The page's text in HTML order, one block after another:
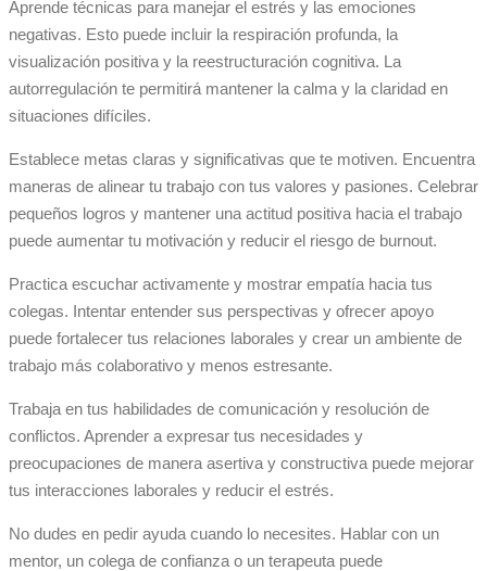
Aprende técnicas para manejar el estrés y las emociones
negativas. Esto puede incluir la respiración profunda, la
visualización positiva y la reestructuración cognitiva. La
autorregulación te permitirá mantener la calma y la claridad en
situaciones difíciles.
Establece metas claras y significativas que te motiven. Encuentra
maneras de alinear tu trabajo con tus valores y pasiones. Celebrar
pequeños logros y mantener una actitud positiva hacia el trabajo
puede aumentar tu motivación y reducir el riesgo de burnout.
Practica escuchar activamente y mostrar empatía hacia tus
colegas. Intentar entender sus perspectivas y ofrecer apoyo
puede fortalecer tus relaciones laborales y crear un ambiente de
trabajo más colaborativo y menos estresante.
Trabaja en tus habilidades de comunicación y resolución de
conflictos. Aprender a expresar tus necesidades y
preocupaciones de manera asertiva y constructiva puede mejorar
tus interacciones laborales y reducir el estrés.
No dudes en pedir ayuda cuando lo necesites. Hablar con un
mentor, un colega de confianza o un terapeuta puede